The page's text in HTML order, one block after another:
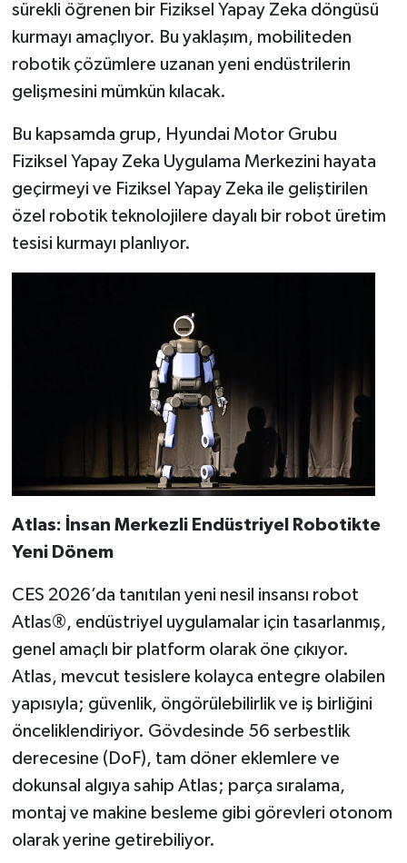
sürekli öğrenen bir Fiziksel Yapay Zeka döngüsü
kurmayı amaçlıyor. Bu yaklaşım, mobiliteden
robotik çözümlere uzanan yeni endüstrilerin
gelişmesini mümkün kılacak.
Bu kapsamda grup, Hyundai Motor Grubu
Fiziksel Yapay Zeka Uygulama Merkezini hayata
geçirmeyi ve Fiziksel Yapay Zeka ile geliştirilen
özel robotik teknolojilere dayalı bir robot üretim
tesisi kurmayı planlıyor.
Atlas: İnsan Merkezli Endüstriyel Robotikte
Yeni Dönem
CES 2026’da tanıtılan yeni nesil insansı robot
Atlas®, endüstriyel uygulamalar için tasarlanmış,
genel amaçlı bir platform olarak öne çıkıyor.
Atlas, mevcut tesislere kolayca entegre olabilen
yapısıyla; güvenlik, öngörülebilirlik ve iş birliğini
önceliklendiriyor. Gövdesinde 56 serbestlik
derecesine (DoF), tam döner eklemlere ve
dokunsal algıya sahip Atlas; parça sıralama,
montaj ve makine besleme gibi görevleri otonom
olarak yerine getirebiliyor.